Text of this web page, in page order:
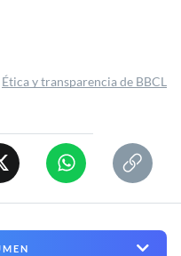
Ética y transparencia de BBCL